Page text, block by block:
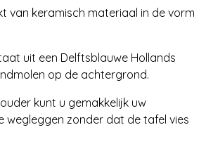
van keramisch materiaal in de vorm
uit een Delftsblauwe Hollands
op de achtergrond.
kunt u gemakkelijk uw
wegleggen zonder dat de tafel vies